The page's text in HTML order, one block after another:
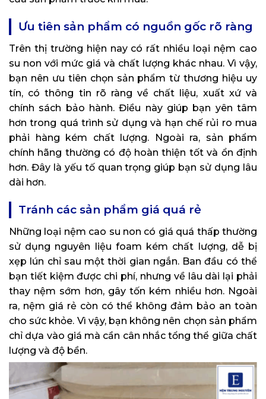
Ưu tiên sản phẩm có nguồn gốc rõ ràng
Trên thị trường hiện nay có rất nhiều loại nệm cao
su non với mức giá và chất lượng khác nhau. Vì vậy,
bạn nên ưu tiên chọn sản phẩm từ thương hiệu uy
tín, có thông tin rõ ràng về chất liệu, xuất xứ và
chính sách bảo hành. Điều này giúp bạn yên tâm
hơn trong quá trình sử dụng và hạn chế rủi ro mua
phải hàng kém chất lượng. Ngoài ra, sản phẩm
chính hãng thường có độ hoàn thiện tốt và ổn định
hơn. Đây là yếu tố quan trọng giúp bạn sử dụng lâu
dài hơn.
Tránh các sản phẩm giá quá rẻ
Những loại nệm cao su non có giá quá thấp thường
sử dụng nguyên liệu foam kém chất lượng, dễ bị
xẹp lún chỉ sau một thời gian ngắn. Ban đầu có thể
bạn tiết kiệm được chi phí, nhưng về lâu dài lại phải
thay nệm sớm hơn, gây tốn kém nhiều hơn. Ngoài
ra, nệm giá rẻ còn có thể không đảm bảo an toàn
cho sức khỏe. Vì vậy, bạn không nên chọn sản phẩm
chỉ dựa vào giá mà cần cân nhắc tổng thể giữa chất
lượng và độ bền.